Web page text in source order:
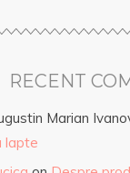
RECENT
Marian
lapte